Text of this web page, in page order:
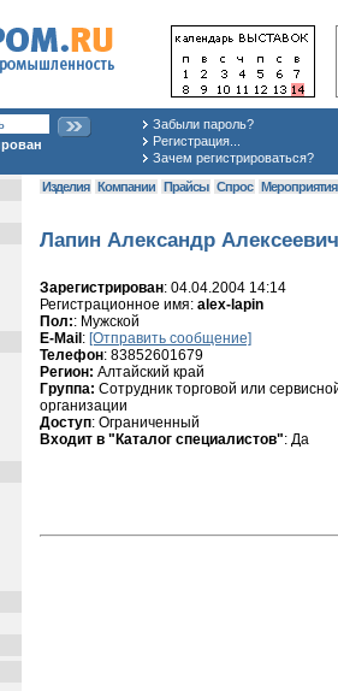
Забыли пароль?
Регистрация...
Зачем регистрироваться?
Изделия Компании Прайсы Спрос Мероприятия
Лапин Александр Алексеевич
Зарегистрирован: 04.04.2004 14:14
Регистрационное имя: alex-lapin
Пол:: Мужской
E-Mail : [Отправить сообщение]
Телефон: 83852601679
Регион: Алтайский край
Группа: Сотрудник торговой или
организации
Доступ: Ограниченный
Входит в "Каталог специалистов": Да